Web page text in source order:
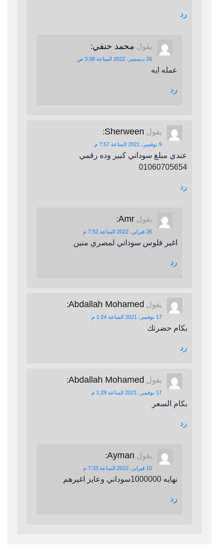
رد
يقول محمد حنفي:
26 ديسمبر، 2022 الساعة 3:38 ص
عمله ايه
رد
يقول Sherween
:
9 نوفمبر، 2021 الساعة 7:57 م
عندي مبلغ سوداني كبير وده رقمي
01060705654
رد
يقول Amr
:
26 فبراير، 2022 الساعة 7:52 م
اغير فلوس سوداني لمصري منين
رد
يقول Abdallah Mohamed
:
17 نوفمبر، 2021 الساعة 1:24 م
بكام حضرتك
رد
يقول Abdallah Mohamed
:
17 نوفمبر، 2021 الساعة 1:29 م
بكام السعر
رد
يقول Ayman
:
10 فبراير، 2022 الساعة 7:33 م
نهايه 1000000سوداني وعايز اغيرهم
رد